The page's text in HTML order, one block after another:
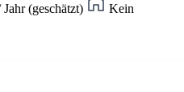
(geschätzt)
Kein